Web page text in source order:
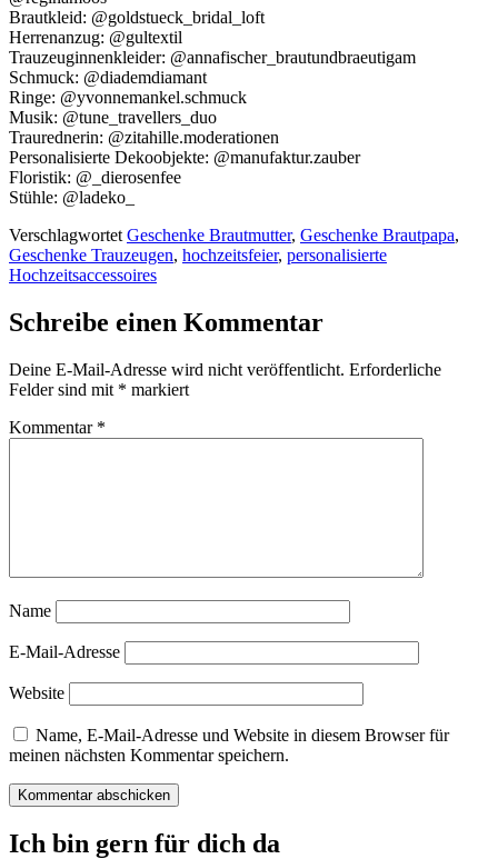
Brautkleid: @goldstueck_bridal_loft
Herrenanzug: @gultextil
Trauzeuginnenkleider: @annafischer_brautundbraeutigam
Schmuck: @diademdiamant
Ringe: @yvonnemankel.schmuck
Musik: @tune_travellers_duo
Traurednerin: @zitahille.moderationen
Personalisierte Dekoobjekte: @manufaktur.zauber
Floristik: @_dierosenfee
Stühle: @ladeko_
Verschlagwortet Geschenke Brautmutter, Geschenke Brautpapa,
Geschenke Trauzeugen, hochzeitsfeier, personalisierte
Hochzeitsaccessoires
Schreibe einen Kommentar
Deine E-Mail-Adresse wird nicht veröffentlicht. Erforderliche
Felder sind mit * markiert
Kommentar *
Name
E-Mail-Adresse
Website
Name, E-Mail-Adresse und Website in diesem Browser für
meinen nächsten Kommentar speichern.
Ich bin gern für dich da